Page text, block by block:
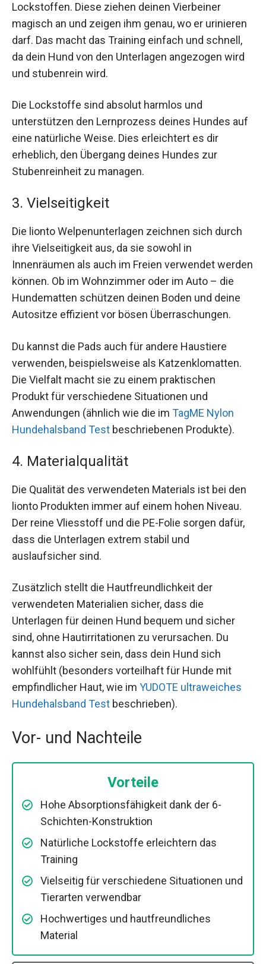
Lockstoffen. Diese ziehen deinen Vierbeiner
magisch an und zeigen ihm genau, wo er urinieren
darf. Das macht das Training einfach und schnell,
da dein Hund von den Unterlagen angezogen wird
und stubenrein wird.
Die Lockstoffe sind absolut harmlos und
unterstützen den Lernprozess deines Hundes auf
eine natürliche Weise. Dies erleichtert es dir
erheblich, den Übergang deines Hundes zur
Stubenreinheit zu managen.
3. Vielseitigkeit
Die lionto Welpenunterlagen zeichnen sich durch
ihre Vielseitigkeit aus, da sie sowohl in
Innenräumen als auch im Freien verwendet werden
können. Ob im Wohnzimmer oder im Auto – die
Hundematten schützen deinen Boden und deine
Autositze effizient vor bösen Überraschungen.
Du kannst die Pads auch für andere Haustiere
verwenden, beispielsweise als Katzenklomatten.
Die Vielfalt macht sie zu einem praktischen
Produkt für verschiedene Situationen und
Anwendungen (ähnlich wie die im TagME Nylon
Hundehalsband Test beschriebenen Produkte).
4. Materialqualität
Die Qualität des verwendeten Materials ist bei den
lionto Produkten immer auf einem hohen Niveau.
Der reine Vliesstoff und die PE-Folie sorgen dafür,
dass die Unterlagen extrem stabil und
auslaufsicher sind.
Zusätzlich stellt die Hautfreundlichkeit der
verwendeten Materialien sicher, dass die
Unterlagen für deinen Hund bequem und sicher
sind, ohne Hautirritationen zu verursachen. Du
kannst also sicher sein, dass dein Hund sich
wohlfühlt (besonders vorteilhaft für Hunde mit
empfindlicher Haut, wie im YUDOTE ultraweiches
Hundehalsband Test beschrieben).
Vor- und Nachteile
Vorteile
Hohe Absorptionsfähigkeit dank der 6-
Schichten-Konstruktion
Natürliche Lockstoffe erleichtern das
Training
Vielseitig für verschiedene Situationen und
Tierarten verwendbar
Hochwertiges und hautfreundliches
Material